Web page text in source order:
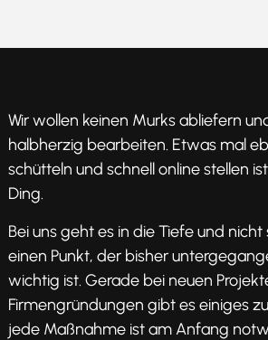
Wir wollen keinen Murks abliefern
halbherzig bearbeiten. Etwas mal
schütteln und schnell online stellen
Ding.
Bei uns geht es in die Tiefe und
einen Punkt, der bisher
wichtig ist. Gerade bei neuen
Firmengründungen gibt es einiges
jede Maßnahme ist am Anfang